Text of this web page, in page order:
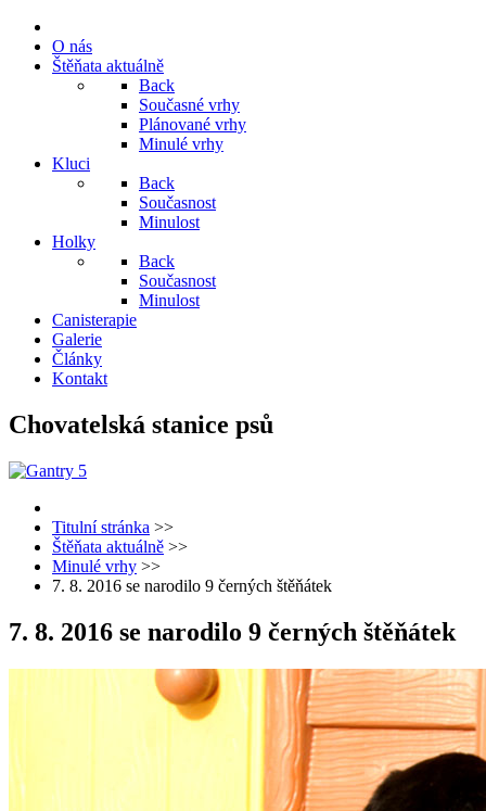
O nás
Štěňata aktuálně
Back
Současné vrhy
Plánované vrhy
Minulé vrhy
Kluci
Back
Současnost
Minulost
Holky
Back
Současnost
Minulost
Canisterapie
Galerie
Články
Kontakt
Chovatelská stanice psů
Titulní stránka >>
Štěňata aktuálně >>
Minulé vrhy >>
7. 8. 2016 se narodilo 9 černých štěňátek
7. 8. 2016 se narodilo 9 černých štěňátek